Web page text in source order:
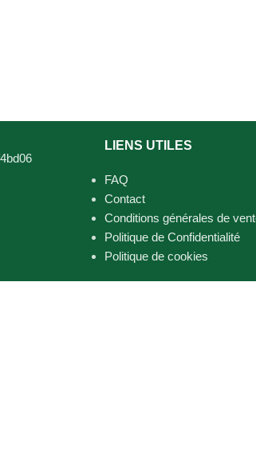
LIENS UTILES
FAQ
Contact
Conditions générales de
Politique de Confidentialité
Politique de cookies